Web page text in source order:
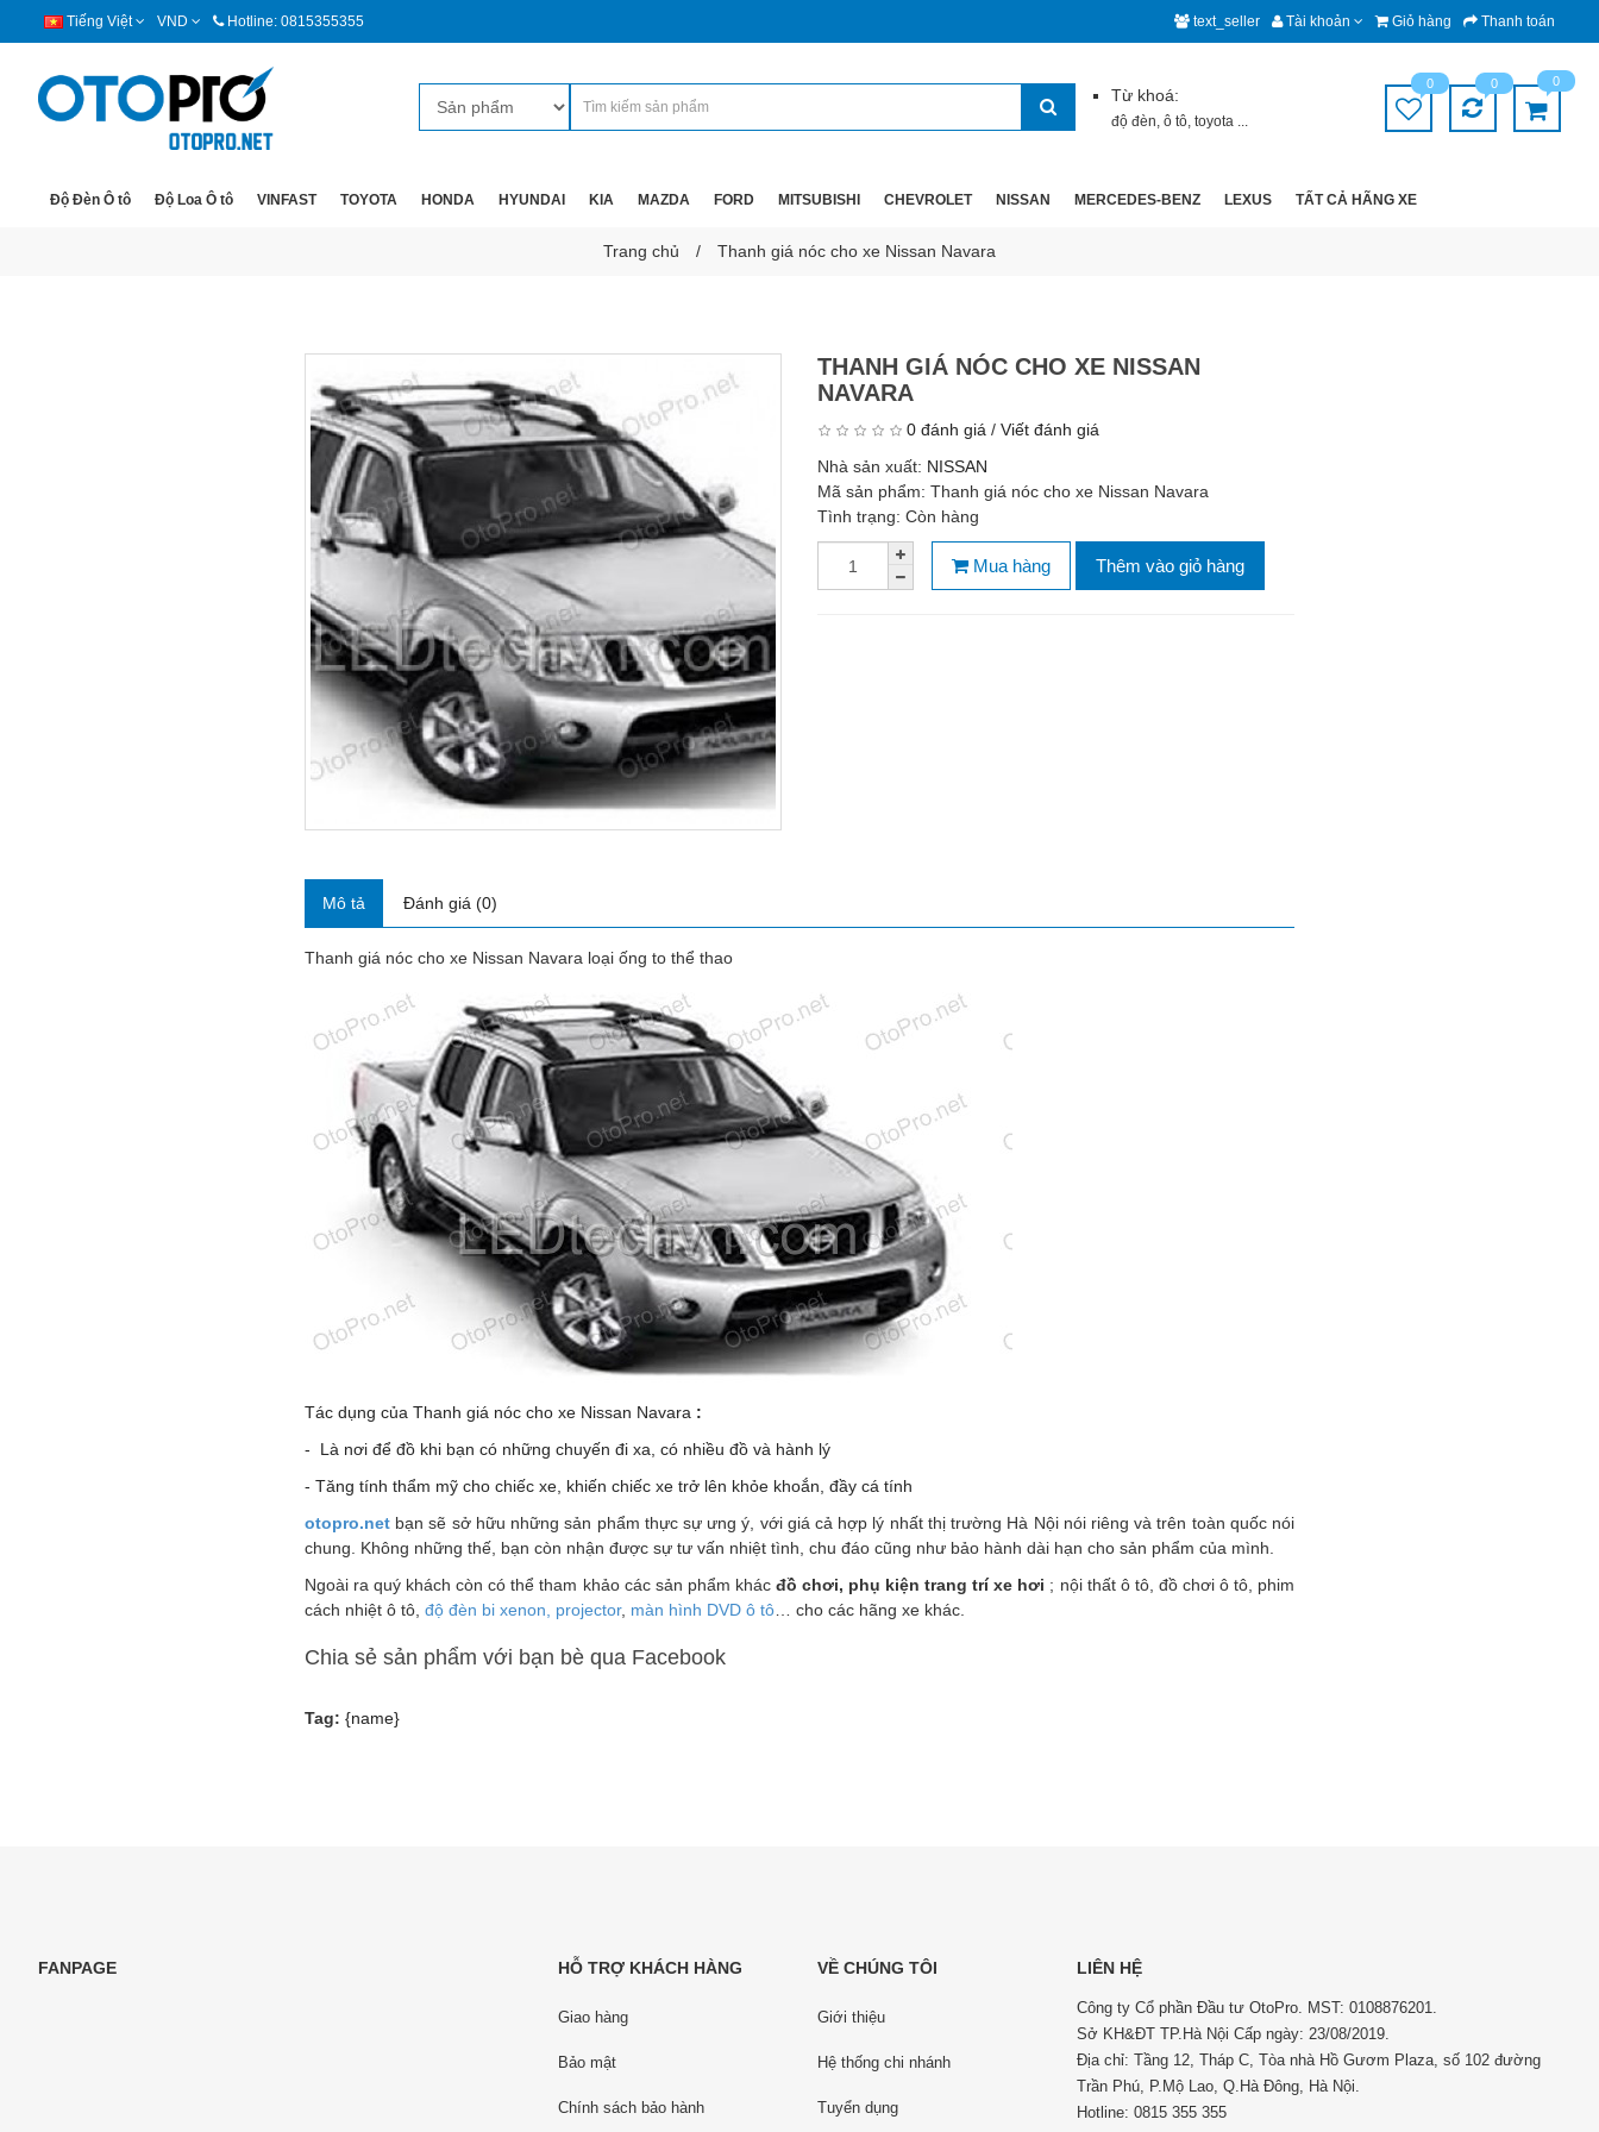
Tiếng Việt VND Hotline: 0815355355 text_seller Tài khoản Giỏ hàng Thanh toán
Từ khoá:
độ đèn,ô tô,toyota ...
0 0 0
Độ Đèn Ô tô Độ Loa Ô tô VINFAST TOYOTA HONDA HYUNDAI KIA MAZDA FORD MITSUBISHI CHEVROLET NISSAN MERCEDES-BENZ LEXUS TẤT CẢ HÃNG XE
Trang chủ Thanh giá nóc cho xe Nissan Navara
THANH GIÁ NÓC CHO XE NISSAN
NAVARA
0 đánh giá / Viết đánh giá
Nhà sản xuất: NISSAN
Mã sản phẩm: Thanh giá nóc cho xe Nissan Navara
Tình trạng: Còn hàng
Mua hàng Thêm vào giỏ hàng
Mô tả Đánh giá (0)
Thanh giá nóc cho xe Nissan Navara loại ống to thể thao
Tác dụng của Thanh giá nóc cho xe Nissan Navara :
- Là nơi để đồ khi bạn có những chuyến đi xa, có nhiều đồ và hành lý
- Tăng tính thẩm mỹ cho chiếc xe, khiến chiếc xe trở lên khỏe khoắn, đầy cá tính
otopro.net bạn sẽ sở hữu những sản phẩm thực sự ưng ý, với giá cả hợp lý nhất thị trường Hà Nội nói riêng và trên toàn quốc nói
chung. Không những thế, bạn còn nhận được sự tư vấn nhiệt tình, chu đáo cũng như bảo hành dài hạn cho sản phẩm của mình.
Ngoài ra quý khách còn có thể tham khảo các sản phẩm khác đồ chơi, phụ kiện trang trí xe hơi ; nội thất ô tô, đồ chơi ô tô, phim
cách nhiệt ô tô, độ đèn bi xenon, projector, màn hình DVD ô tô … cho các hãng xe khác.
Chia sẻ sản phẩm với bạn bè qua Facebook
Tag: {name}
FANPAGE HỖ TRỢ KHÁCH HÀNG
Giao hàng
Bảo mật
Chính sách bảo hành
VỀ CHÚNG TÔI
Giới thiệu
Hệ thống chi nhánh
Tuyển dụng
LIÊN HỆ
Công ty Cổ phần Đầu tư OtoPro. MST: 0108876201.
Sở KH&ĐT TP.Hà Nội Cấp ngày: 23/08/2019.
Địa chỉ: Tầng 12, Tháp C, Tòa nhà Hồ Gươm Plaza, số 102 đường
Trần Phú, P.Mộ Lao, Q.Hà Đông, Hà Nội.
Hotline: 0815 355 355